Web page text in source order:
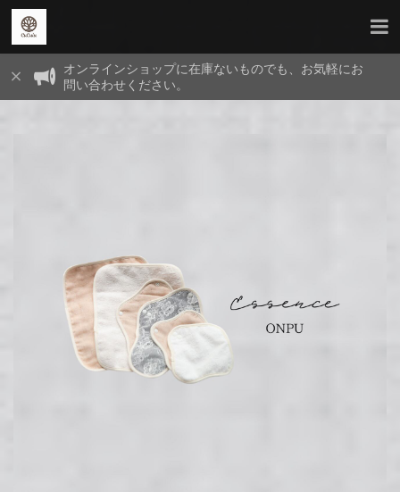
オンラインショップに在庫ないものでも、お気軽にお
問い合わせください。